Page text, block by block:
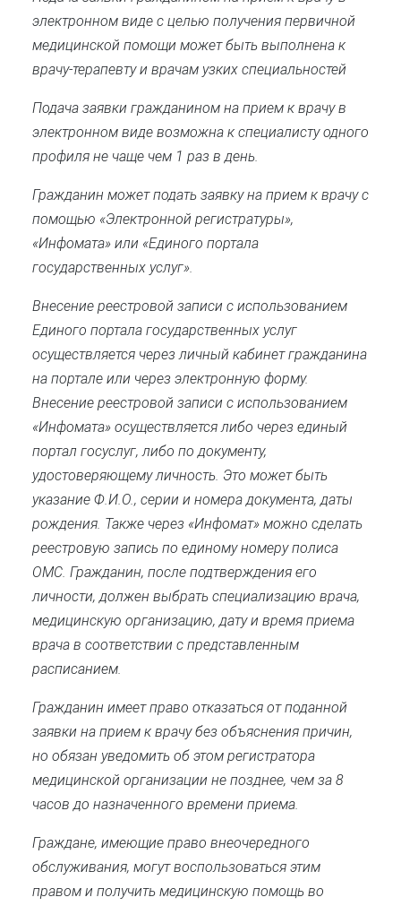
электронном виде с целью получения первичной
медицинской помощи может быть выполнена к
врачу-терапевту и врачам узких специальностей
Подача заявки гражданином на прием к врачу в
электронном виде возможна к специалисту одного
профиля не чаще чем 1 раз в день.
Гражданин может подать заявку на прием к врачу с
помощью «Электронной регистратуры»,
«Инфомата» или «Единого портала
государственных услуг».
Внесение реестровой записи с использованием
Единого портала государственных услуг
осуществляется через личный кабинет гражданина
на портале или через электронную форму.
Внесение реестровой записи с использованием
«Инфомата» осуществляется либо через единый
портал госуслуг, либо по документу,
удостоверяющему личность. Это может быть
указание Ф.И.О., серии и номера документа, даты
рождения. Также через «Инфомат» можно сделать
реестровую запись по единому номеру полиса
ОМС. Гражданин, после подтверждения его
личности, должен выбрать специализацию врача,
медицинскую организацию, дату и время приема
врача в соответствии с представленным
расписанием.
Гражданин имеет право отказаться от поданной
заявки на прием к врачу без объяснения причин,
но обязан уведомить об этом регистратора
медицинской организации не позднее, чем за 8
часов до назначенного времени приема.
Граждане, имеющие право внеочередного
обслуживания, могут воспользоваться этим
правом и получить медицинскую помощь во